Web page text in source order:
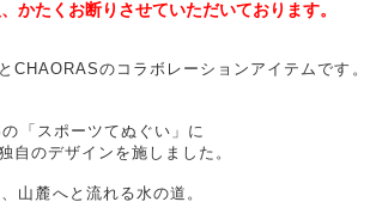
かたくお断りさせていただいております。
CHAORASのコラボレーションアイテムです。
「スポーツてぬぐい」に
自のデザインを施しました。
山麓へと流れる水の道。